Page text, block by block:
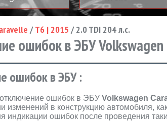
/T6 | 2015 /2.0 TDI 204 л.с.
ошибок в ЭБУ Volkswagen
ошибок в ЭБУ :
ошибок в ЭБУ Volkswagen
изменений в конструкцию автомобиля,
индикации ошибок после проведения